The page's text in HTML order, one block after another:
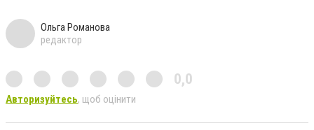
Ольга Романова
редактор
0,0
Авторизуйтесь, щоб оцінити